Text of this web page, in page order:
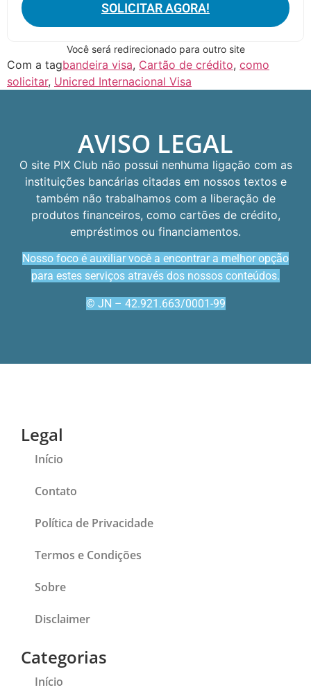
SOLICITAR AGORA!
Você será redirecionado para outro site
Com a tagbandeira visa, Cartão de crédito, como
solicitar, Unicred Internacional Visa
AVISO LEGAL
O site PIX Club não possui nenhuma ligação com as
instituições bancárias citadas em nossos textos e
também não trabalhamos com a liberação de
produtos financeiros, como cartões de crédito,
empréstimos ou financiamentos.
Nosso foco é auxiliar você a encontrar a melhor opção
para estes serviços através dos nossos conteúdos.
© JN – 42.921.663/0001-99
Legal
Início
Contato
Política de Privacidade
Termos e Condições
Sobre
Disclaimer
Categorias
Início